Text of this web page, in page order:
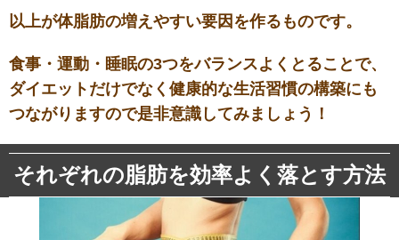
以上が体脂肪の増えやすい要因を作るものです。
食事・運動・睡眠の3つをバランスよくとることで、
ダイエットだけでなく健康的な生活習慣の構築にも
つながりますので是非意識してみましょう！
それぞれの脂肪を効率よく落とす方法